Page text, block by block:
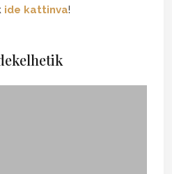
ide kattinva!